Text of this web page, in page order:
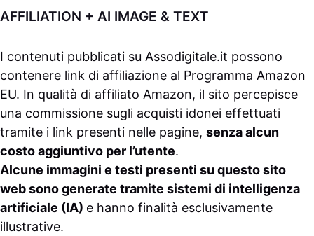
AFFILIATION + AI IMAGE & TEXT
I contenuti pubblicati su Assodigitale.it possono
contenere link di affiliazione al Programma Amazon
EU. In qualità di affiliato Amazon, il sito percepisce
una commissione sugli acquisti idonei effettuati
tramite i link presenti nelle pagine, senza alcun
costo aggiuntivo per l’utente.
Alcune immagini e testi presenti su questo sito
web sono generate tramite sistemi di intelligenza
artificiale (IA) e hanno finalità esclusivamente
illustrative.